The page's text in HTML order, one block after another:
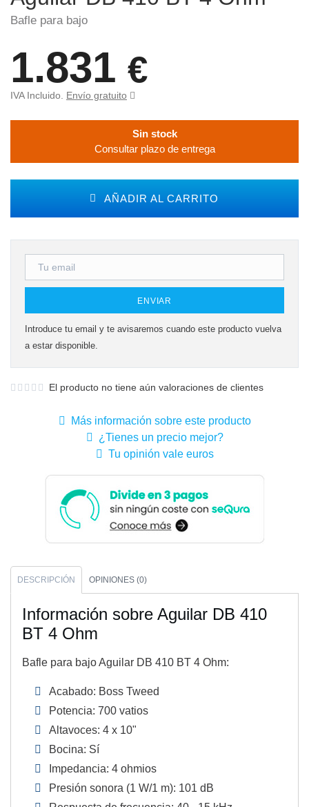
Bafle para bajo
1.831 €
IVA Incluido. Envío gratuito
Sin stock
Consultar plazo de entrega
AÑADIR AL CARRITO
ENVIAR
Introduce tu email y te avisaremos cuando este producto vuelva
a estar disponible.
El producto no tiene aún valoraciones de clientes
Más información sobre este producto
¿Tienes un precio mejor?
Tu opinión vale euros
DESCRIPCIÓN OPINIONES (0)
Información sobre Aguilar DB 410
BT 4 Ohm
Bafle para bajo Aguilar DB 410 BT 4 Ohm:
Acabado: Boss Tweed
Potencia: 700 vatios
Altavoces: 4 x 10"
Bocina: Sí
Impedancia: 4 ohmios
Presión sonora (1 W/1 m): 101 dB